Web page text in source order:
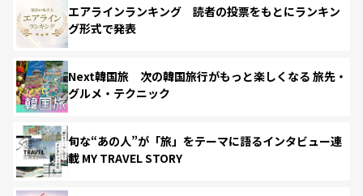
エアラインランキング 読者の投票をもとにランキン
グ形式で発表
Next韓国旅 次の韓国旅行がもっと楽しくなる 旅先・
グルメ・テクニック
旬な“あの人”が「旅」をテーマに語るインタビュー連
載 MY TRAVEL STORY